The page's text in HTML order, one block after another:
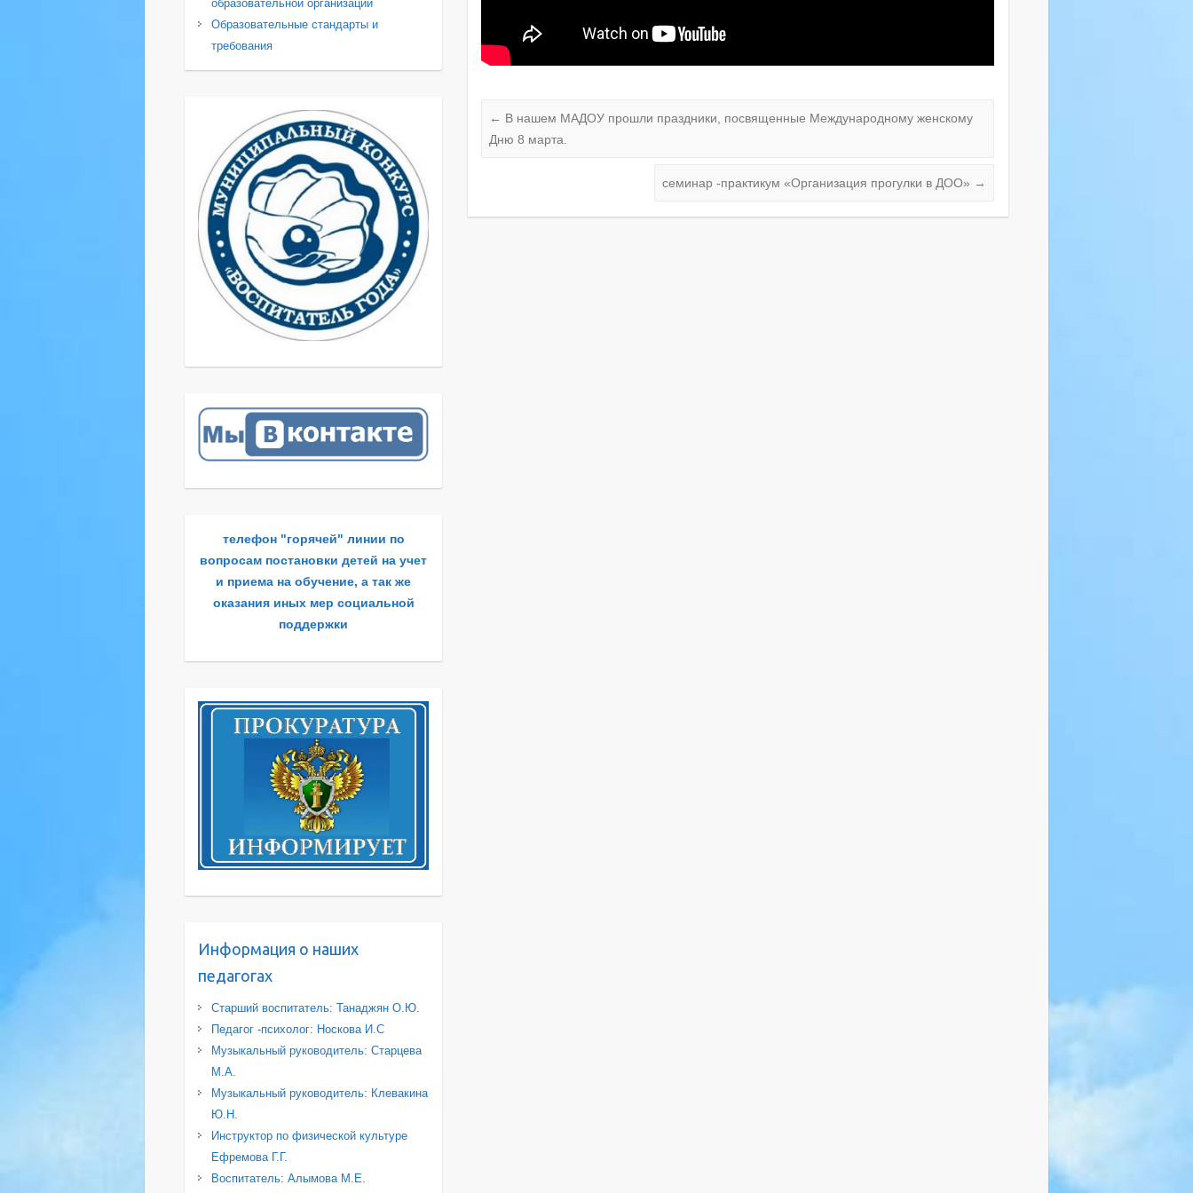
← В нашем МАДОУ прошли праздники, посвященные Международному женскому
Дню 8 марта.
семинар -практикум «Организация прогулки в ДОО» →
образовательной организации
Образовательные стандарты и
требования
телефон "горячей" линии по
вопросам постановки детей на учет
и приема на обучение, а так же
оказания иных мер социальной
поддержки
Информация о наших
педагогах
Старший воспитатель: Танаджян О.Ю.
Педагог -психолог: Носкова И.С
Музыкальный руководитель: Старцева
М.А.
Музыкальный руководитель: Клевакина
Ю.Н.
Инструктор по физической культуре
Ефремова Г.Г.
Воспитатель: Алымова М.Е.